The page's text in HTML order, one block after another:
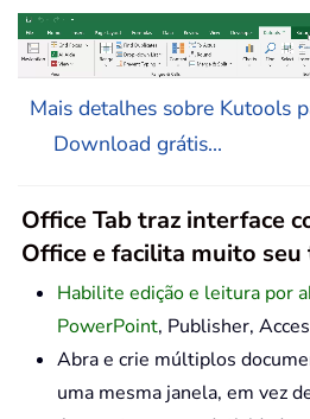
Mais detalhes sobre Kutools
Download grátis...
Office Tab traz interface
Office e facilita muito
Habilite edição e leitura por
PowerPoint, Publisher,
Abra e crie múltiplos
uma mesma janela, em vez